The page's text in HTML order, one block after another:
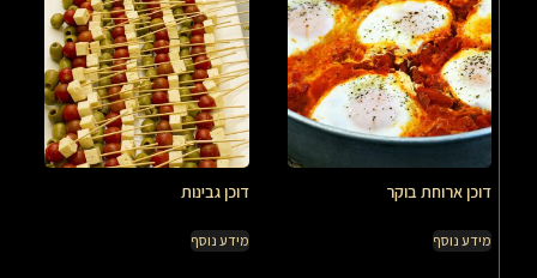
דוכן ארוחת בוקר
מידע נוסף
דוכן גבינות
מידע נוסף